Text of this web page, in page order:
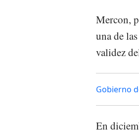
Mercon,
una de
validez
Gobierno
En